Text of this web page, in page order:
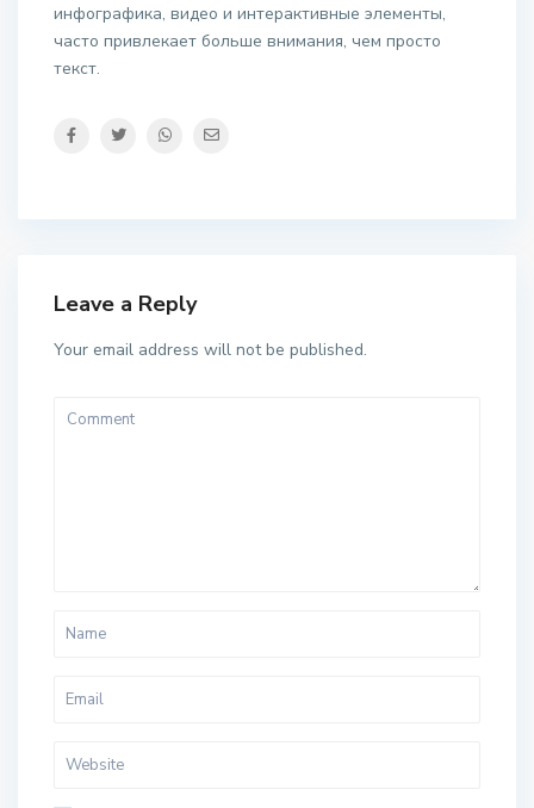
инфографика, видео и интерактивные элементы,
часто привлекает больше внимания, чем просто
текст.
Leave a Reply
Your email address will not be published.